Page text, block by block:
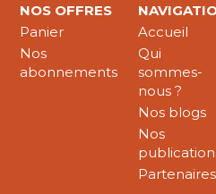
NOS OFFRES
Panier
Nos
abonnements
Accueil
Qui
sommes-
nous ?
Nos blogs
Nos
Partenaires